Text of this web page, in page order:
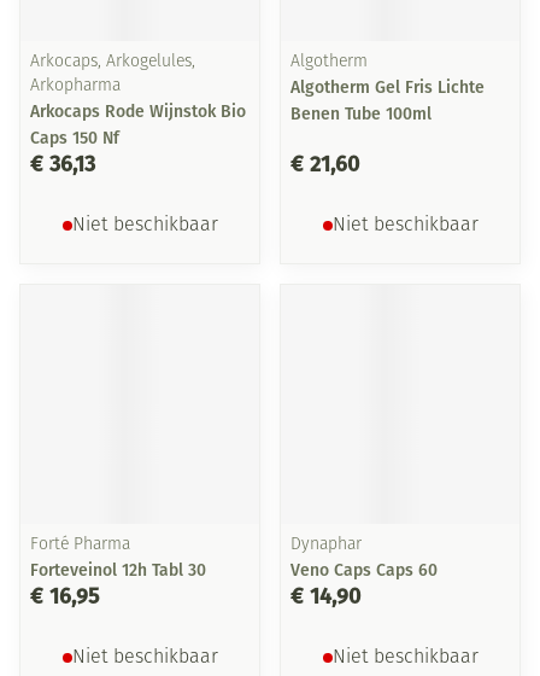
Arkocaps, Arkogelules,
Arkopharma
Arkocaps Rode Wijnstok Bio
Caps 150 Nf
€ 36,13
Niet beschikbaar
Algotherm
Algotherm Gel Fris Lichte
Benen Tube 100ml
€ 21,60
Niet beschikbaar
Forté Pharma
Forteveinol 12h Tabl 30
€ 16,95
Niet beschikbaar
Dynaphar
Veno Caps Caps 60
€ 14,90
Niet beschikbaar